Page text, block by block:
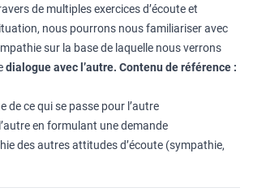
de multiples exercices d’écoute et
nous pourrons nous familiariser avec
sur la base de laquelle nous verrons
dialogue avec l’autre. Contenu de référence :
de ce qui se passe pour l’autre
en formulant une demande
des autres attitudes d’écoute (sympathie,